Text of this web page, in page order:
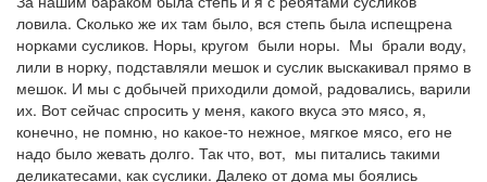
ловила. Сколько же их там было, вся степь была испещрена
норками сусликов. Норы, кругом были норы. Мы брали воду,
лили в норку, подставляли мешок и суслик выскакивал прямо в
мешок. И мы с добычей приходили домой, радовались, варили
их. Вот сейчас спросить у меня, какого вкуса это мясо, я,
конечно, не помню, но какое-то нежное, мягкое мясо, его не
надо было жевать долго. Так что, вот, мы питались такими
деликатесами, как суслики. Далеко от дома мы боялись